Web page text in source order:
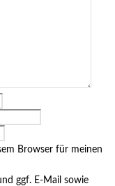
Browser für meinen
ggf. E-Mail sowie